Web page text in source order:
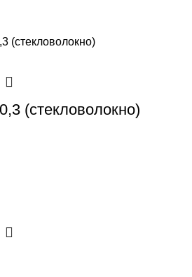
(стекловолокно)